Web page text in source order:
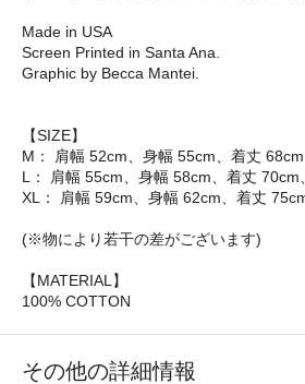
Made in USA
Screen Printed in Santa Ana.
Graphic by Becca Mantei.
【SIZE】
M： 肩幅 52cm、身幅 55cm、着丈
L： 肩幅 55cm、身幅 58cm、着丈 70cm
XL： 肩幅 59cm、身幅 62cm、着丈
(※物により若干の差がございます)
【MATERIAL】
100% COTTON
その他の詳細情報